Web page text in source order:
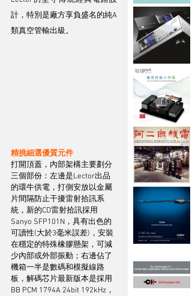
計，特別是廠方享負盛名的純A
類真空管輸出級。
精挑細選優質元件
打開頂蓋，內部架構主要劃分
三個部份：左邊是Lector出品
的環牛供電，打側安放以金屬
片間隔防止干擾雷射拾訊系
統，新的CD雷射拾訊採用
Sanyo SFP101N，具有出色的
可讀性(大於3毫米誤差)，安裝
在穩定的特殊橡膠懸架，可減
少內部或外部振動；右邊佔了
機箱一半是數碼和模擬線路
板，解碼芯片最新版本是採用
BB PCM 1794A 24bit 192kHz，